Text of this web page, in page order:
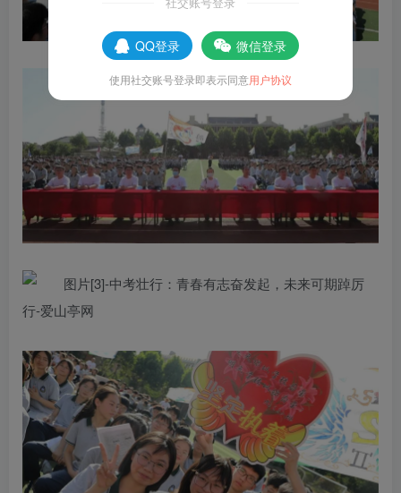
QQ登录 微信登录
使用社交账号登录即表示同意用户协议